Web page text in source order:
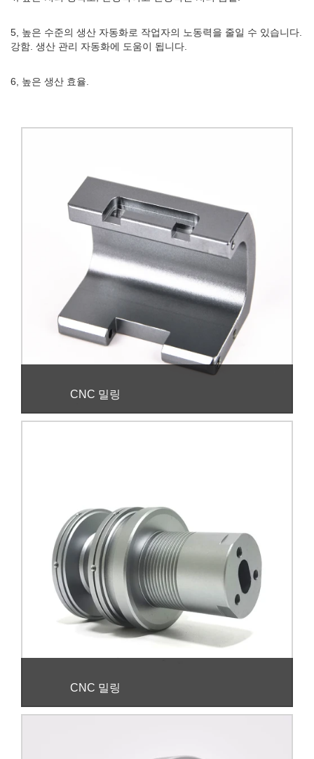
5, 높은 수준의 생산 자동화로 작업자의 노동력을 줄일 수 있습니다.
강함. 생산 관리 자동화에 도움이 됩니다.
6, 높은 생산 효율.
CNC 밀링
CNC 밀링